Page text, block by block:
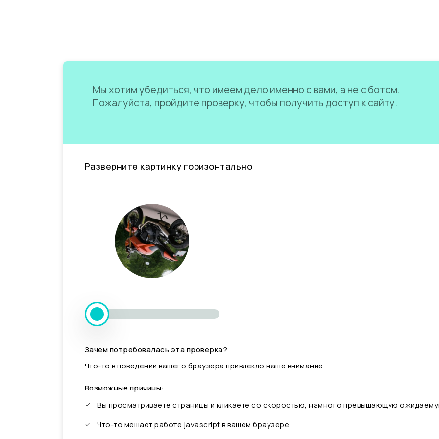
Мы хотим убедиться, что имеем дело именно с вами, а не с ботом.
Пожалуйста, пройдите проверку, чтобы получить доступ к сайту.
Разверните картинку горизонтально
Зачем потребовалась эта проверка?
Что-то в поведении вашего браузера привлекло наше внимание.
Возможные причины:
Вы просматриваете страницы и кликаете со скоростью, намного превышающую
Что-то мешает работе javascript в вашем браузере